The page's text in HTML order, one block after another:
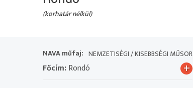
(korhatár nélkül)
NAVA műfaj: NEMZETISÉGI / KISEBBSÉGI MŰSOR
Főcím:Rondó +